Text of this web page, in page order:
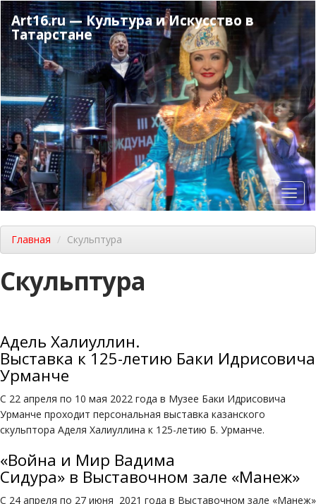
Перейти
к
основному
содержанию
Art16.ru — Культура и Искусство в
Татарстане
Главная Скульптура
Скульптура
Адель Халиуллин.
Выставка к 125-летию Баки Идрисовича
Урманче
С 22 апреля по 10 мая 2022 года в Музее Баки Идрисовича
Урманче проходит персональная выставка казанского
скульптора Аделя Халиуллина к 125-летию Б. Урманче.
«Война и Мир Вадима
Сидура» в Выставочном зале «Манеж»
С 24 апреля по 27 июня 2021 года в Выставочном зале «Манеж»